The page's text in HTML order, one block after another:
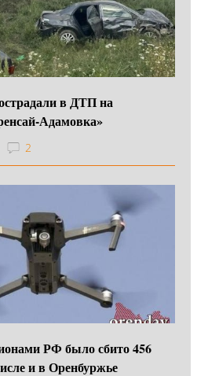
в ДТП на
Адамовка»
2
РФ было сбито 456
и в Оренбуржье